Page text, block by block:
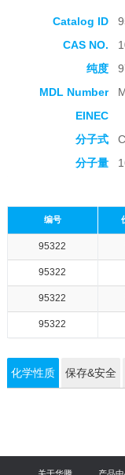
Catalog ID
CAS NO.
纯度
MDL Number
EINEC
分子式
C
分子量
编号
95322
95322
95322
95322
化学性质 保存&安全